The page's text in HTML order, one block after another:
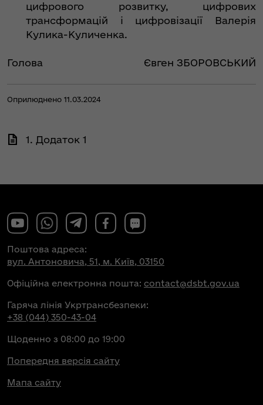
цифрового розвитку, цифрових
трансформацій і цифровізації Валерія
Кулика-Куличенка.
Голова Євген ЗБОРОВСЬКИЙ
Оприлюднено 11.03.2024
1. Додаток 1
Поштова адреса:
вул. Антоновича, 51, м. Київ, 03150
Офіційна електронна пошта: contact@dsbt.gov.ua
Гаряча лінія Укртрансбезпеки:
+38 (044) 350-43-04
Щоденно з 08:00 до 19:00
Попередня версія сайту
Мапа сайту